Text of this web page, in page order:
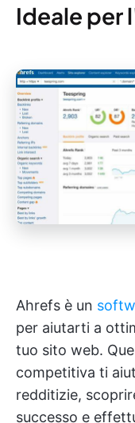
Ideale per
Ahrefs è un
per aiutarti a
tuo sito web.
competitiva ti
redditizie,
successo e